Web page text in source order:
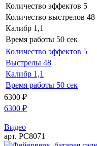
Количество эффектов 5
Количество выстрелов 48
Калибр 1,1
Время работы 50 сек
Количество эффектов 5
Выстрелы 48
Калибр 1,1
Время работы 50 сек
6300 ₽
6300 ₽
Видео
арт. РС8071